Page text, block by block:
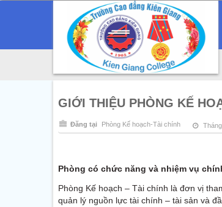
GIỚI THIỆU PHÒNG KẾ
Đăng tại Phòng Kế hoạch-Tài chính
Phòng có chức năng và nhiệm vụ
Phòng Kế hoạch – Tài chính là đơn vị
quản lý nguồn lực tài chính – tài sản và